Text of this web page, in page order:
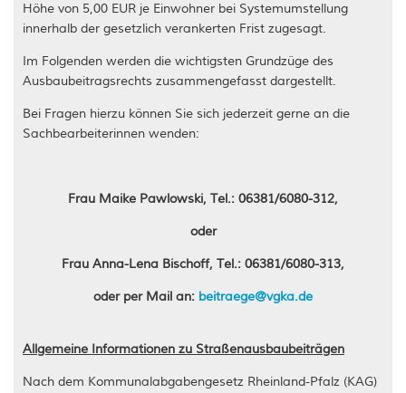
Höhe von 5,00 EUR je Einwohner bei Systemumstellung
innerhalb der gesetzlich verankerten Frist zugesagt.
Im Folgenden werden die wichtigsten Grundzüge des
Ausbaubeitragsrechts zusammengefasst dargestellt.
Bei Fragen hierzu können Sie sich jederzeit gerne an die
Sachbearbeiterinnen wenden:
Frau Maike Pawlowski, Tel.: 06381/6080-312,
oder
Frau Anna-Lena Bischoff, Tel.: 06381/6080-313,
oder per Mail an: beitraege@vgka.de
Allgemeine Informationen zu Straßenausbaubeiträgen
Nach dem Kommunalabgabengesetz Rheinland-Pfalz (KAG)